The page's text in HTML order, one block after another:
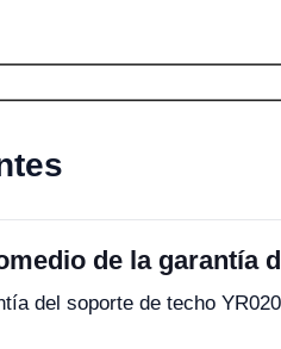
de la garantía
del soporte de techo